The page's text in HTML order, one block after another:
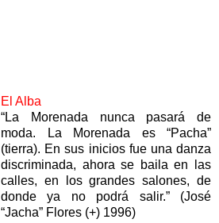
El Alba
“La Morenada nunca pasará de
moda. La Morenada es “Pacha”
(tierra). En sus inicios fue una danza
discriminada, ahora se baila en las
calles, en los grandes salones, de
donde ya no podrá salir.” (José
“Jacha” Flores (+) 1996)